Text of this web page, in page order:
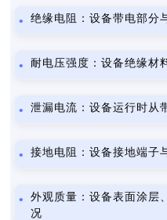
绝缘电阻：设备带电部分
耐电压强度：设备绝缘材
泄漏电流：设备运行时从
接地电阻：设备接地端子
外观质量：设备表面涂层
况